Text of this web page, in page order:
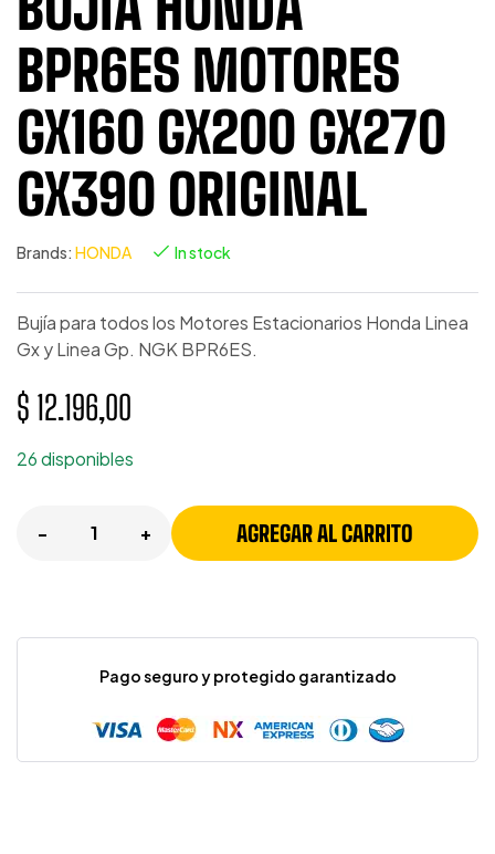
BPR6ES MOTORES
GX160 GX200 GX270
GX390 ORIGINAL
Brands: HONDA In stock
Bujía para todos los Motores Estacionarios Honda Linea
Gx y Linea Gp. NGK BPR6ES.
$ 12.196,00
26 disponibles
- + AGREGAR AL CARRITO
Pago seguro y protegido garantizado